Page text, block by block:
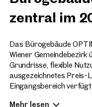
zentral im
Das Bürogebäude
Wiener
Grundrisse, flexible
ausgezeichnetes Preis-
Eingangsbereich
Mehr lesen